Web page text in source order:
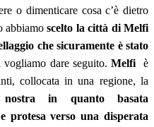
o dimenticare cosa c’è dietro
abbiamo scelto la città di Melfi
che sicuramente è stato
vogliamo dare seguito. Melfi
è
collocata in una regione, la
in quanto basata
protesa verso una disperata